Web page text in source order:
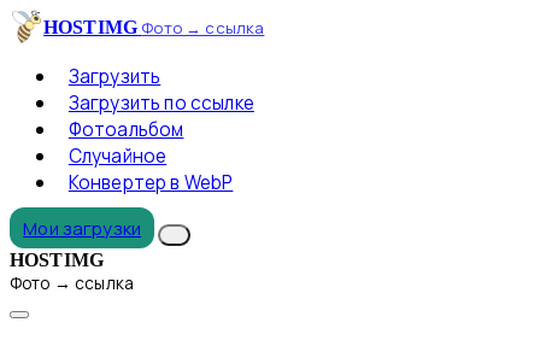
HOSTIMG Фото → ссылка
Загрузить
Загрузить по ссылке
Фотоальбом
Случайное
Конвертер в WebP
Мои загрузки
HOSTIMG
Фото → ссылка